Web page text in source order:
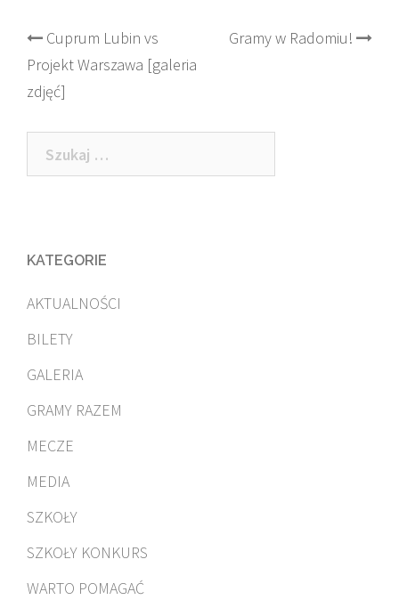
Post
navigation
Cuprum Lubin vs
Projekt Warszawa [galeria
zdjęć]
Gramy w Radomiu!
Szukaj:
KATEGORIE
AKTUALNOŚCI
BILETY
GALERIA
GRAMY RAZEM
MECZE
MEDIA
SZKOŁY
SZKOŁY KONKURS
WARTO POMAGAĆ